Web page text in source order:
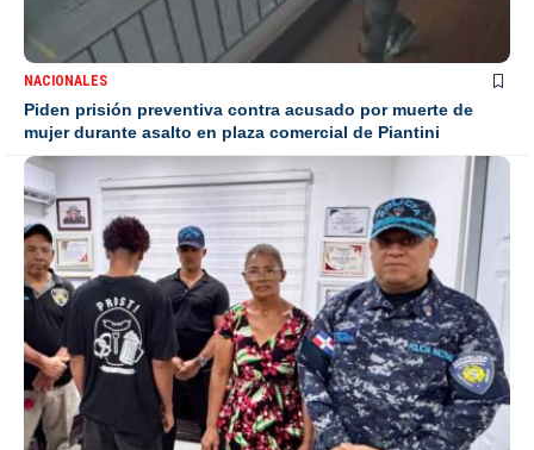
NACIONALES
Piden prisión preventiva contra acusado por muerte de
mujer durante asalto en plaza comercial de Piantini